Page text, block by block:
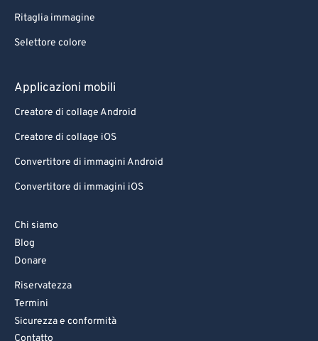
Ritaglia immagine
Selettore colore
Applicazioni mobili
Creatore di collage Android
Creatore di collage iOS
Convertitore di immagini Android
Convertitore di immagini iOS
Chi siamo
Blog
Donare
Riservatezza
Termini
Sicurezza e conformità
Contatto